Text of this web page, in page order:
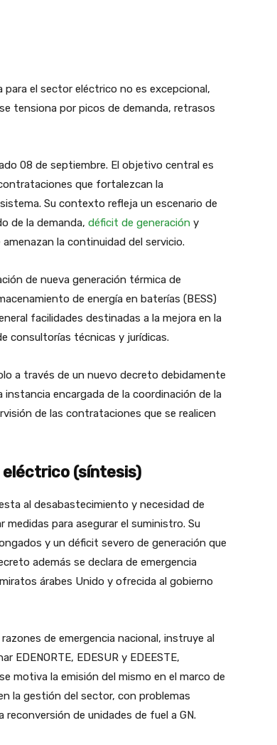
para el sector eléctrico no es excepcional,
tensiona por picos de demanda, retrasos
08 de septiembre. El objetivo central es
que fortalezcan la
Su contexto refleja un escenario de
de la demanda, déficit de generación y
la continuidad del servicio.
de nueva generación térmica de
de energía en baterías (BESS)
facilidades destinadas a la mejora en la
consultorías técnicas y jurídicas.
a través de un nuevo decreto debidamente
encargada de la coordinación de la
de las contrataciones que se realicen
(síntesis)
al desabastecimiento y necesidad de
para asegurar el suministro. Su
y un déficit severo de generación que
además se declara de emergencia
árabes Unido y ofrecida al gobierno
de emergencia nacional, instruye al
EDENORTE, EDESUR y EDEESTE,
motiva la emisión del mismo en el marco de
la gestión del sector, con problemas
reconversión de unidades de fuel a GN.